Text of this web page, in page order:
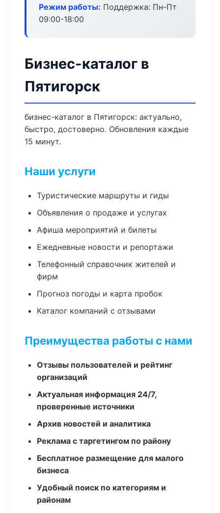
Режим работы: Поддержка: Пн-Пт
09:00-18:00
Бизнес-каталог в
Пятигорск
бизнес-каталог в Пятигорск: актуально,
быстро, достоверно. Обновления каждые
15 минут.
Наши услуги
Туристические маршруты и гиды
Объявления о продаже и услугах
Афиша мероприятий и билеты
Ежедневные новости и репортажи
Телефонный справочник жителей и
фирм
Прогноз погоды и карта пробок
Каталог компаний с отзывами
Преимущества работы с нами
Отзывы пользователей и рейтинг
организаций
Актуальная информация 24/7,
проверенные источники
Архив новостей и аналитика
Реклама с таргетингом по району
Бесплатное размещение для малого
бизнеса
Удобный поиск по категориям и
районам